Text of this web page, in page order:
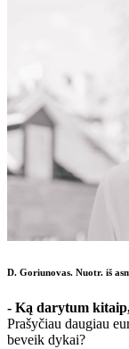
D. Goriunovas. Nuotr. iš
- Ką darytum
Prašyčiau daugiau
beveik dykai?